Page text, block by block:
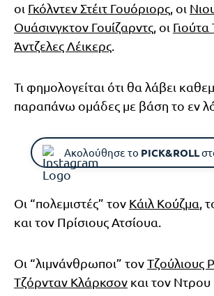
οι Γκόλντεν Στέιτ Γουόριορς , οι
Ουάσινγκτον Γουίζαρντς , οι Γιούτα
Άντζελες Λέικερς
Τι φημολογείται ότι θα λάβει
παραπάνω ομάδες με βάση το εν
Ακολούθησε το PICK&ROLL
Οι “πολεμιστές” τον Κάιλ Κούζμα ,
και τον Πρίσιους Ατσίουα.
Οι “λιμνάνθρωποι” τονΤζούλιους
Τζόρνταν Κλάρκσον και τον Ντρου